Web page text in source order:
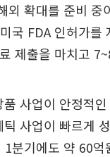
외 확대를 준비
국 FDA 인허가
제출을 마치고
사업이 안정적
사업이 빠르게
분기에도 약 60